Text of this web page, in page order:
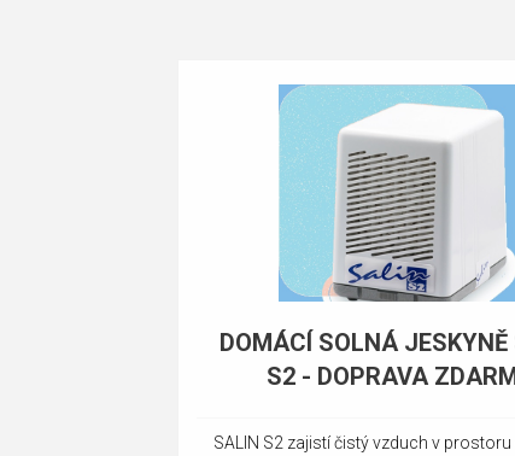
DOMÁCÍ SOLNÁ JESKYNĚ
S2 - DOPRAVA
SALIN S2 zajistí čistý vzduch v